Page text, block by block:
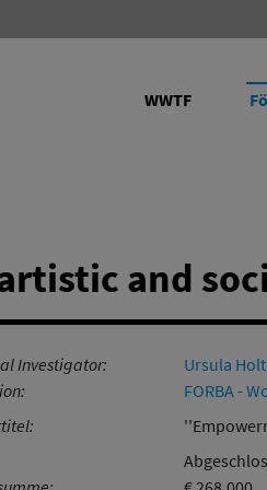
WWTF
Programme
Vienna Research
Informations- und
Future Leaders fördern
Transfer: Wissenschaft in
Forschungsinfrastruktur
and
Investigator:
Ursula
FORBA -